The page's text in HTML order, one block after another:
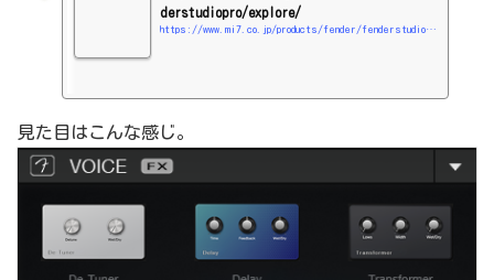
derstudiopro/explore/
https://www.mi7.co.jp/products/fender/fenderstudiopro/explore/
見た目はこんな感じ。